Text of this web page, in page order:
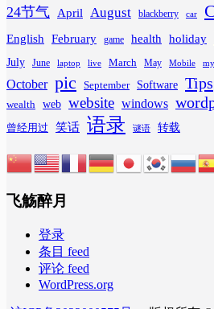
24节气 April August blackberry car
English
February game health holiday
July June laptop live March May Mobile my
October pic September Software Tips
wealth web website windows
曾经用过 笑话 语录 谜语 转载
飞觞醉月
登录
条目 feed
评论 feed
WordPress.org